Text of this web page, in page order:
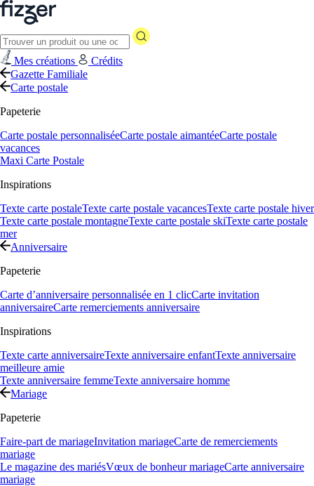
Mes créations
Crédits
Gazette Familiale
Carte postale
Papeterie
Carte postale personnaliséeCarte postale aimantéeCarte postale
vacances
Maxi Carte Postale
Inspirations
Texte carte postaleTexte carte postale vacancesTexte carte postale hiver
Texte carte postale montagneTexte carte postale skiTexte carte postale
mer
Anniversaire
Papeterie
Carte d’anniversaire personnalisée en 1 clicCarte invitation
anniversaireCarte remerciements anniversaire
Inspirations
Texte carte anniversaireTexte anniversaire enfantTexte anniversaire
meilleure amie
Texte anniversaire femmeTexte anniversaire homme
Mariage
Papeterie
Faire-part de mariageInvitation mariageCarte de remerciements
mariage
Le magazine des mariésVœux de bonheur mariageCarte anniversaire
mariage